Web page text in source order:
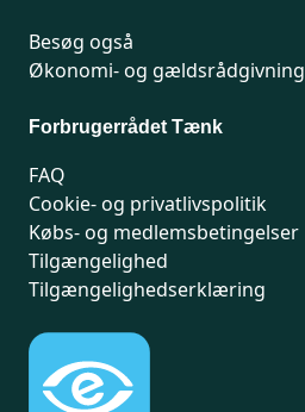
Besøg også
Økonomi- og gældsrådgivning
Forbrugerrådet Tænk
FAQ
Cookie- og privatlivspolitik
Købs- og medlemsbetingelser
Tilgængelighed
Tilgængelighedserklæring